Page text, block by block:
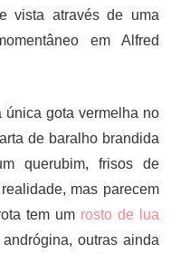
vista através de uma
em Alfred
única gota vermelha no
de baralho brandida
querubim, frisos de
mas parecem
tem um rosto de lua
outras ainda